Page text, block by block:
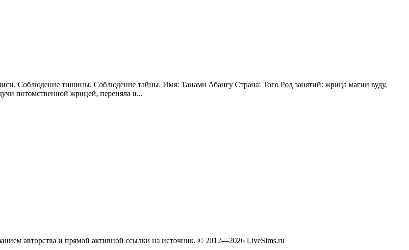
Соблюдение тишины. Соблюдение тайны. Имя: Танами Абангу Страна: Того Род занятий: жрица магии вуду,
потомственной жрицей, переняла и...
авторства и прямой активной ссылки на источник. © 2012—2026 LiveSims.ru